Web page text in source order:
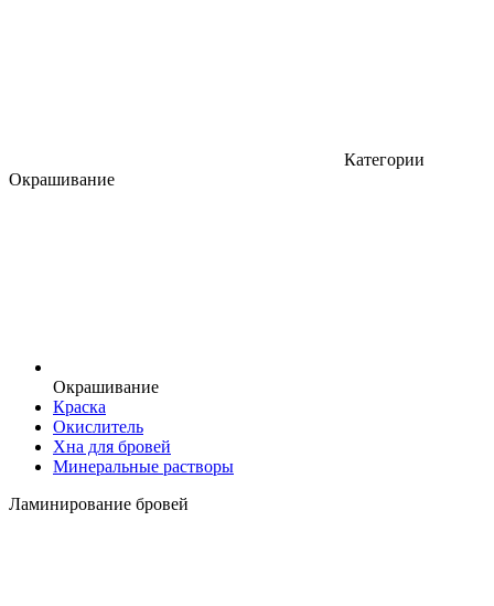
Категории
Окрашивание
Окрашивание
Краска
Окислитель
Хна для бровей
Минеральные растворы
Ламинирование бровей